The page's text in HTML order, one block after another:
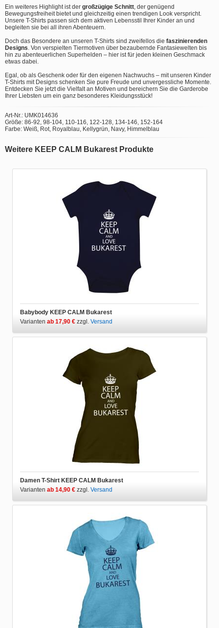
Ein weiteres Highlight ist der großzügige Schnitt , der genügend
Bewegungsfreiheit bietet und gleichzeitig einen trendigen Look verspricht.
Unsere T-Shirts passen sich dem aktiven Lebensstil Ihrer Kinder an und
begleiten sie bei all ihren Abenteuern.
Doch das Besondere an unseren T-Shirts sind zweifellos die faszinierenden
Designs . Von verspielten Tiermotiven über bezaubernde Fantasiewelten bis
hin zu abenteuerlichen Superhelden – hier ist für jeden kleinen Geschmack
etwas dabei.
Egal, ob als Geschenk oder für den eigenen Nachwuchs – mit unseren Kinder
T-Shirts mit Designs schenken Sie pure Freude und unvergessliche Momente.
Entdecken Sie jetzt die Vielfalt an Motiven und bereichern Sie die Garderobe
Ihrer Liebsten um ein ganz besonderes Kleidungsstück!
Art-Nr.: UMK014636
Größe: 86-92, 98-104, 110-116, 122-128, 134-146, 152-164
Farbe: Weiß, Rot, Royalblau, Kellygrün, Navy, Himmelblau
Weitere KEEP CALM Bukarest Produkte
Babybody KEEP CALM Bukarest
Varianten ab 17,90 € zzgl. Versand
Damen T-Shirt KEEP CALM Bukarest
Varianten ab 14,90 € zzgl. Versand